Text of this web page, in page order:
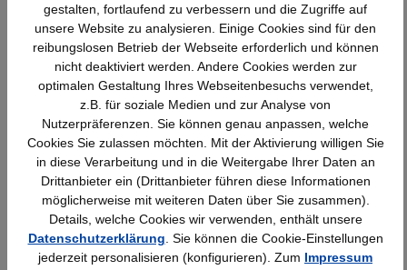
380,80 €* Details
Schnelle Lieferung
Bundesweit
Topmarken
Faire Preise
gestalten, fortlaufend zu verbessern und die Zugriffe auf
unsere Website zu analysieren. Einige Cookies sind für den
reibungslosen Betrieb der Webseite erforderlich und können
nicht deaktiviert werden. Andere Cookies werden zur
optimalen Gestaltung Ihres Webseitenbesuchs verwendet,
z.B. für soziale Medien und zur Analyse von
Nutzerpräferenzen. Sie können genau anpassen, welche
Cookies Sie zulassen möchten. Mit der Aktivierung willigen Sie
in diese Verarbeitung und in die Weitergabe Ihrer Daten an
Drittanbieter ein (Drittanbieter führen diese Informationen
möglicherweise mit weiteren Daten über Sie zusammen).
Details, welche Cookies wir verwenden, enthält unsere
Datenschutzerklärung . Sie können die Cookie-Einstellungen
jederzeit personalisieren (konfigurieren). Zum Impressum